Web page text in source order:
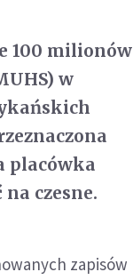
100 milionów
w
placówka
czesne.
zapisów